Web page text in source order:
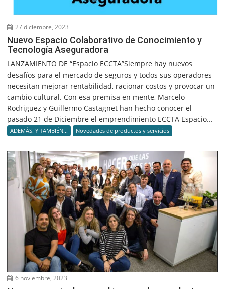
27 diciembre, 2023
Nuevo Espacio Colaborativo de Conocimiento y
Tecnología Aseguradora
LANZAMIENTO DE “Espacio ECCTA”Siempre hay nuevos
desafíos para el mercado de seguros y todos sus operadores
necesitan mejorar rentabilidad, racionar costos y provocar un
cambio cultural. Con esa premisa en mente, Marcelo
Rodriguez y Guillermo Castagnet han hecho conocer el
pasado 21 de Diciembre el emprendimiento ECCTA Espacio...
ADEMÁS. Y TAMBIÉN... Novedades de productos y servicios
6 noviembre, 2023